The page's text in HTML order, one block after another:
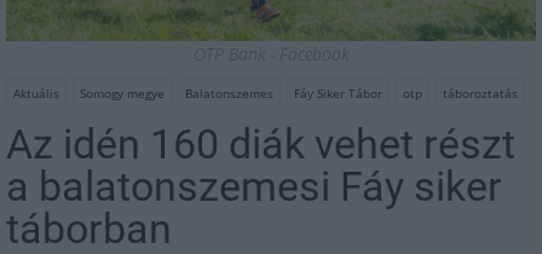
OTP Bank - Facebook
Aktuális Somogy megye Balatonszemes Fáy Siker Tábor otp táboroztatás
Az idén 160 diák vehet részt
a balatonszemesi Fáy siker
táborban